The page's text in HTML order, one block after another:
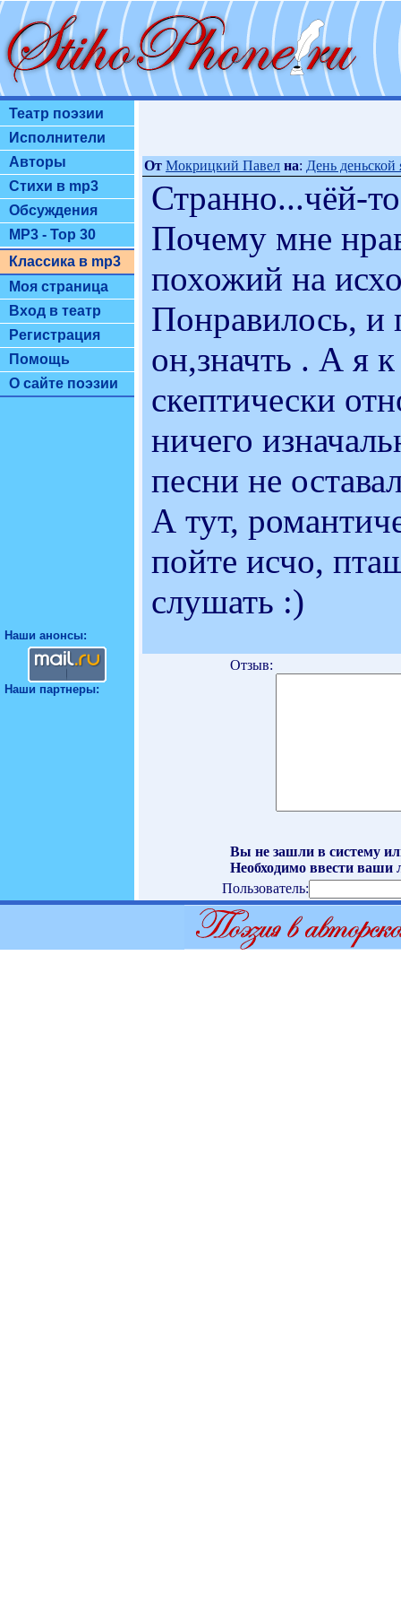
Театр поэзии
Исполнители
Авторы
Стихи в mp3
Обсуждения
MP3 - Top 30
Классика в mp3
Моя страница
Вход в театр
Регистрация
Помощь
О сайте поэзии
Наши анонсы:
Наши партнеры:
От Мокрицкий Павел на: День деньской
Странно...чёй-
Почему мне
похожий на
Понравилось, и
он,значть . А я
скептически
ничего
песни не
А тут,
пойте исчо,
слушать :)
Отзыв:
Вы не зашли в систему
Необходимо ввести ваши
Пользователь: